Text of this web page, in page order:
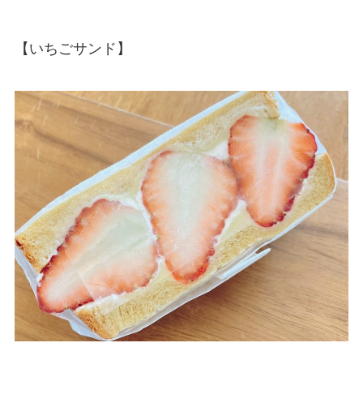
【いちごサンド】